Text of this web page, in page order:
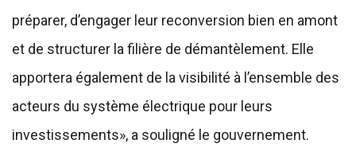
préparer, d’engager leur reconversion bien en amont
et de structurer la filière de démantèlement. Elle
apportera également de la visibilité à l’ensemble des
acteurs du système électrique pour leurs
investissements», a souligné le gouvernement.